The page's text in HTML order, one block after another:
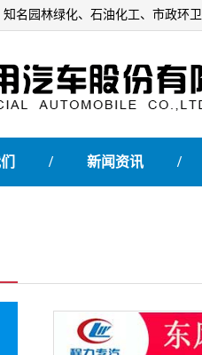
名园林绿化、石油化工、市政环卫
/ 新闻资讯 /